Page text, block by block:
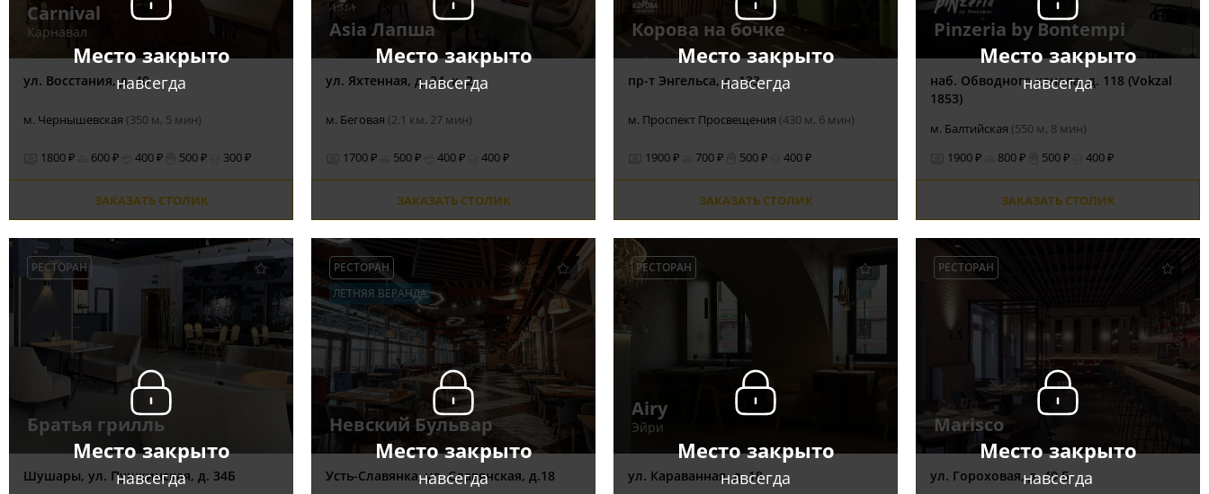
Место закрыто
навсегда
Carnival
Карнавал
ул. Восстания, д. 40
м. Чернышевская (350 м, 5 мин)
1800 ₽ 600 ₽ 400 ₽ 500 ₽ 300 ₽
ЗАКАЗАТЬ СТОЛИК
Место закрыто
навсегда
Asia Лапша
ул. Яхтенная, д. 24, к. 2
м. Беговая (2.1 км, 27 мин)
1700 ₽ 500 ₽ 400 ₽ 400 ₽
ЗАКАЗАТЬ СТОЛИК
Место закрыто
навсегда
Корова на бочке
пр-т Энгельса, д. 133
м. Проспект Просвещения (430 м, 6 мин)
1900 ₽ 700 ₽ 500 ₽ 400 ₽
ЗАКАЗАТЬ СТОЛИК
Место закрыто
навсегда
Pinzeria by Bontempi
наб. Обводного канала, д. 118 (Vokzal
1853)
м. Балтийская (550 м, 8 мин)
1900 ₽
800 ₽ 500 ₽ 400 ₽
ЗАКАЗАТЬ СТОЛИК
Место закрыто
навсегда
РЕСТОРАН
Братья грилль
Шушары, ул. Пушкинская, д. 34Б
Место закрыто
навсегда
РЕСТОРАН
ЛЕТНЯЯ ВЕРАНДА
Невский Бульвар
Усть-Славянка, ул. Славянская, д.18
Место закрыто
навсегда
РЕСТОРАН
Airy
Эйри
ул. Караванная, д. 18
Место закрыто
навсегда
РЕСТОРАН
Marisco
ул. Гороховая, д. 49 Б